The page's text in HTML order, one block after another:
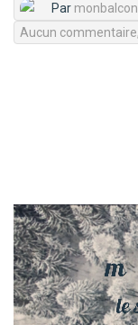
Par monbalcon
Aucun